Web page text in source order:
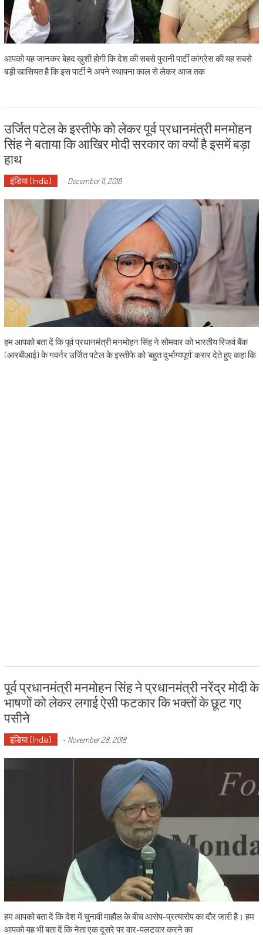
आपको यह जानकर बेहद ख़ुशी होगी कि देश की सबसे पुरानी पार्टी कांग्रेस की यह सबसे
बड़ी खासियत है कि इस पार्टी ने अपने स्थापना काल से लेकर आज तक
उर्जित पटेल के इस्तीफे को लेकर पूर्व प्रधानमंत्री मनमोहन
सिंह ने बताया कि आखिर मोदी सरकार का क्यों है इसमें बड़ा
हाथ
इंडिया (India) - December 11, 2018
हम आपको बता दें कि पूर्व प्रधानमंत्री मनमोहन सिंह ने सोमवार को भारतीय रिजर्व बैंक
(आरबीआई) के गवर्नर उर्जित पटेल के इस्तीफे को ‘बहुत दुर्भाग्यपूर्ण’ करार देते हुए कहा कि
पूर्व प्रधानमंत्री मनमोहन सिंह ने प्रधानमंत्री नरेंद्र मोदी के
भाषणों को लेकर लगाई ऐसी फटकार कि भक्तों के छूट गए
पसीने
इंडिया (India) - November 28, 2018
हम आपको बता दें कि देश में चुनावी माहौल के बीच आरोप-प्रत्यारोप का दौर जारी है। हम
आपको यह भी बता दें कि नेता एक दूसरे पर वार-पलटवार करने का